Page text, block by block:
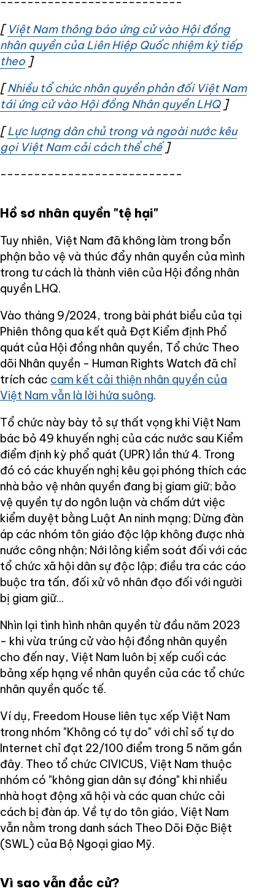
[ Việt Nam thông báo ứng cử vào Hội đồng
nhân quyền của Liên Hiệp Quốc nhiệm kỳ tiếp
theo Opens in new window
]
[Nhiều tổ chức nhân quyền phản đối Việt Nam
tái ứng cử vào Hội đồng Nhân quyền LHQOpens in
]
[Lực lượng dân chủ trong và ngoài nước kêu
gọi Việt Nam cải cách thể chếOpens in new
]
---------------------------
Hồ sơ nhân quyền "tệ hại"
Tuy nhiên, Việt Nam đã không làm trong bổn
phận bảo vệ và thúc đẩy nhân quyền của mình
trong tư cách là thành viên của Hội đồng nhân
quyền LHQ.
Vào tháng 9/2024, trong bài phát biểu của tại
Phiên thông qua kết quả Đợt Kiểm định Phổ
quát của Hội đồng nhân quyền, Tổ chức Theo
dõi Nhân quyền - Human Rights Watch đã chỉ
trích các cam kết cải thiện nhân quyền của
Việt Nam vẫn là lời hứa suông.
Tổ chức này bày tỏ sự thất vọng khi Việt Nam
bác bỏ 49 khuyến nghị của các nước sau Kiểm
điểm định kỳ phổ quát (UPR) lần thứ 4. Trong
đó có các khuyến nghị kêu gọi phóng thích các
nhà bảo vệ nhân quyền đang bị giam giữ; bảo
vệ quyền tự do ngôn luận và chấm dứt việc
kiểm duyệt bằng Luật An ninh mạng; Dừng đàn
áp các nhóm tôn giáo độc lập không được nhà
nước công nhận; Nới lỏng kiểm soát đối với các
tổ chức xã hội dân sự độc lập; điều tra các cáo
buộc tra tấn, đối xử vô nhân đạo đối với người
bị giam giữ...
Nhìn lại tình hình nhân quyền từ đầu năm 2023
- khi vừa trúng cử vào hội đồng nhân quyền
cho đến nay, Việt Nam luôn bị xếp cuối các
bảng xếp hạng về nhân quyền của các tổ chức
nhân quyền quốc tế.
Ví dụ, Freedom House liên tục xếp Việt Nam
trong nhóm "Không có tự do" với chỉ số tự do
Internet chỉ đạt 22/100 điểm trong 5 năm gần
đây. Theo tổ chức CIVICUS, Việt Nam thuộc
nhóm có "không gian dân sự đóng" khi nhiều
nhà hoạt động xã hội và các quan chức cải
cách bị đàn áp. Về tự do tôn giáo, Việt Nam
vẫn nằm trong danh sách Theo Dõi Đặc Biệt
(SWL) của Bộ Ngoại giao Mỹ.
Vì sao vẫn đắc cử?